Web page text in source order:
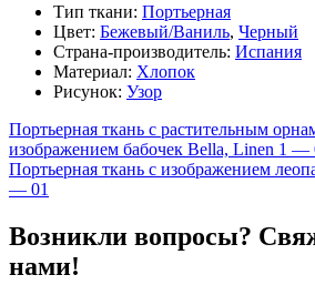
Тип ткани: Портьерная
Цвет: Бежевый/Ваниль, Черный
Страна-производитель: Испания
Материал: Хлопок
Рисунок: Узор
Портьерная ткань с растительным
изображением бабочек Bella, Linen 1 —
Портьерная ткань с изображением
— 01
Возникли вопросы?
нами!